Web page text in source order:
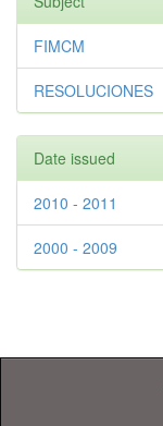
FIMCM
RESOLUCIONES
Date issued
2010 - 2011
2000 - 2009